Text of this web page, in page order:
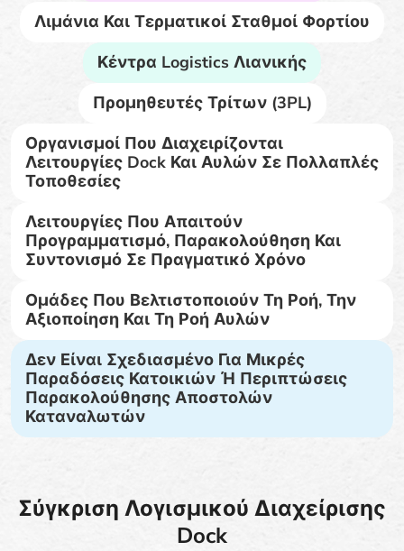
Λιμάνια Και Τερματικοί Σταθμοί Φορτίου
Κέντρα Logistics Λιανικής
Προμηθευτές Τρίτων (3PL)
Οργανισμοί Που Διαχειρίζονται
Λειτουργίες Dock Και Αυλών Σε Πολλαπλές
Τοποθεσίες
Λειτουργίες Που Απαιτούν
Προγραμματισμό, Παρακολούθηση Και
Συντονισμό Σε Πραγματικό Χρόνο
Ομάδες Που Βελτιστοποιούν Τη Ροή, Την
Αξιοποίηση Και Τη Ροή Αυλών
Δεν Είναι Σχεδιασμένο Για Μικρές
Παραδόσεις Κατοικιών Ή Περιπτώσεις
Παρακολούθησης Αποστολών
Καταναλωτών
Σύγκριση Λογισμικού Διαχείρισης
Dock